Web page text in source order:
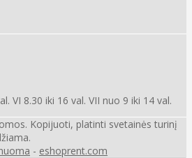
VI 8.30 iki 16 val. VII nuo 9 iki 14 val.
Kopijuoti, platinti svetainės turinį
- eshoprent.com